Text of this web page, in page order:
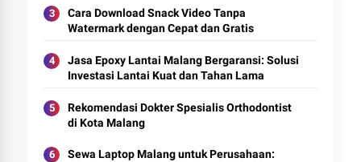
Cara Download Snack Video Tanpa
Watermark dengan Cepat dan Gratis
Jasa Epoxy Lantai Malang Bergaransi: Solusi
Investasi Lantai Kuat dan Tahan Lama
Rekomendasi Dokter Spesialis Orthodontist
di Kota Malang
Sewa Laptop Malang untuk Perusahaan: